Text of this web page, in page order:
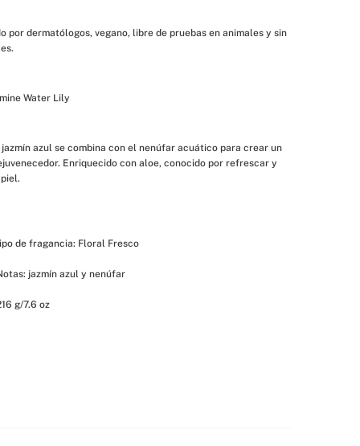
por dermatólogos, vegano, libre de pruebas en animales y sin
Water Lily
azul se combina con el nenúfar acuático para crear un
Enriquecido con aloe, conocido por refrescar y
de fragancia: Floral Fresco
jazmín azul y nenúfar
g/7.6 oz